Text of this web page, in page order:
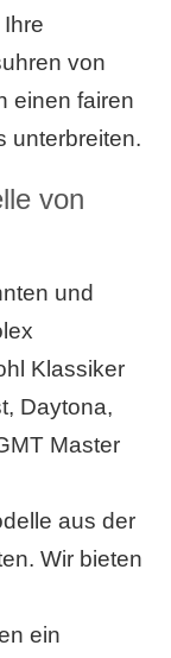
von
einen fairen
unterbreiten.
von
und
Klassiker
Daytona,
Master
aus der
Wir bieten
ein